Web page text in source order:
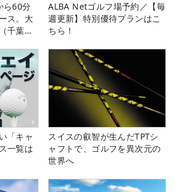
ら60分
ス。大
千葉
ALBA Netゴルフ場予約／【毎
週更新】特別優待プランはこ
ちら！
「キャ
一覧は
スイスの叡智が生んだTPTシ
ャフトで、ゴルフを異次元の
世界へ